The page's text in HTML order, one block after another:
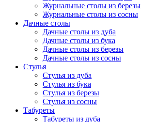
Журнальные столы из березы
Журнальные столы из сосны
Дачные столы
Дачные столы из дуба
Дачные столы из бука
Дачные столы из березы
Дачные столы из сосны
Стулья
Стулья из дуба
Стулья из бука
Стулья из березы
Стулья из сосны
Табуреты
Табуреты из дуба